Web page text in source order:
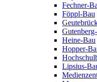
Fechner-
Föppl-Bau
Heine-Bau
Hopper-
Lipsius-